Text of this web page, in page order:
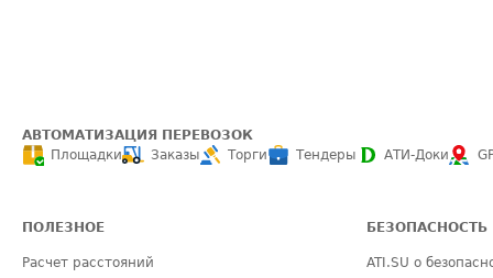
АВТОМАТИЗАЦИЯ ПЕРЕВОЗОК
Площадки
Заказы Торги Тендеры АТИ-Доки
ПОЛЕЗНОЕ
Расчет расстояний
БЕЗОПАСНОСТЬ
ATI.SU о